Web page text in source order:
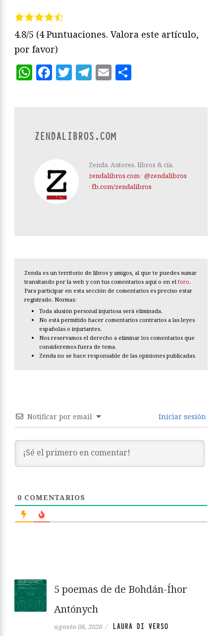
4.8/5 (4 Puntuaciones. Valora este artículo,
por favor)
WhatsApp
Facebook
Twitter
Telegram
Email
ZENDALIBROS.COM
Zenda. Autores, libros & cía.
zendalibros.com · @zendalibros
· fb.com/zendalibros
Zenda es un territorio de libros y amigos, al que te puedes sumar
transitando por la web y con tus comentarios aquí o en el foro.
Para participar en esta sección de comentarios es preciso estar
registrado. Normas:
Toda alusión personal injuriosa será eliminada.
No está permitido hacer comentarios contrarios a las leyes
españolas o injuriantes.
Nos reservamos el derecho a eliminar los comentarios que
consideremos fuera de tema.
Zenda no se hace responsable de las opiniones publicadas.
Notificar por email Iniciar sesión
0 COMENTARIOS
5 poemas de de Bohdán-Íhor
Antónych
agosto 08, 2026 / LAURA DI VERSO